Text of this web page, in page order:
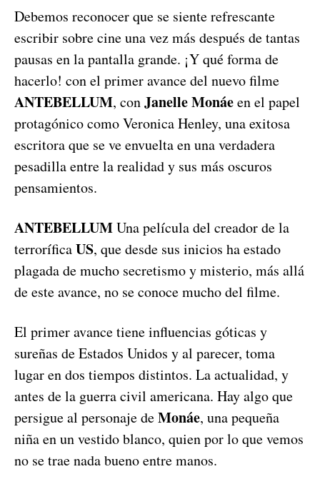
Debemos reconocer que se siente refrescante
escribir sobre cine una vez más después de tantas
pausas en la pantalla grande. ¡Y qué forma de
hacerlo! con el primer avance del nuevo filme
ANTEBELLUM, conJanelle Monáeen el papel
protagónico como Veronica Henley, una exitosa
escritora que se ve envuelta en una verdadera
pesadilla entre la realidad y sus más oscuros
pensamientos.
ANTEBELLUMUna película del creador de la
terroríficaUS, que desde sus inicios ha estado
plagada de mucho secretismo y misterio, más allá
de este avance, no se conoce mucho del filme.
El primer avance tiene influencias góticas y
sureñas de Estados Unidos y al parecer, toma
lugar en dos tiempos distintos. La actualidad, y
antes de la guerra civil americana. Hay algo que
persigue al personaje deMonáe, una pequeña
niña en un vestido blanco, quien por lo que vemos
no se trae nada bueno entre manos.